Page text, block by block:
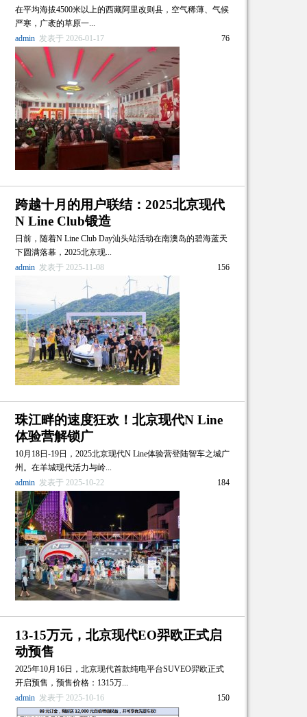
在平均海拔4500米以上的西藏阿里改则县，空气稀薄、气候
严寒，广袤的草原一...
admin 发表于 2026-01-17 76
跨越十月的用户联结：2025北京现代
N Line Club锻造
日前，随着N Line Club Day汕头站活动在南澳岛的碧海蓝天
下圆满落幕，2025北京现...
admin 发表于 2025-11-08 156
珠江畔的速度狂欢！北京现代N Line
体验营解锁广
10月18日-19日，2025北京现代N Line体验营登陆智车之城广
州。在羊城现代活力与岭...
admin 发表于 2025-10-22 184
13-15万元，北京现代EO羿欧正式启
动预售
2025年10月16日，北京现代首款纯电平台SUVEO羿欧正式
开启预售，预售价格：1315万...
admin 发表于 2025-10-16 150